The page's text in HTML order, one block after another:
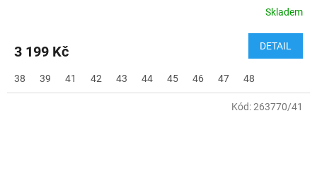
Skladem
3 199 Kč DETAIL
38 39 41 42 43 44 45 46 47 48
Kód:263770/41